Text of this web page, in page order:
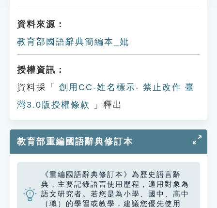
資料來源：
教育部國語辭典簡編本_妣
授權資訊：
資料採「
創用CC-姓名標示- 禁止改作 臺
灣3.0版授權條款
」釋出
教育部重編國語辭典修訂本
《重編國語辭典修訂本》為歷史語言辭
典，主要記錄語言使用歷程，適用對象為
語文研究者。若您是為小學、國中、高中
（職）的學習或教學，建議您優先使用